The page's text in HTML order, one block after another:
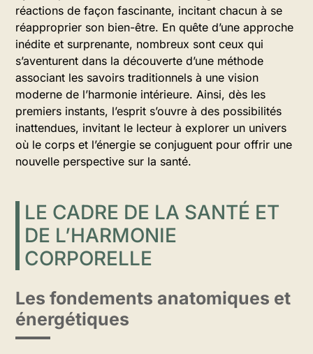
réactions de façon fascinante, incitant chacun à se
réapproprier son bien-être. En quête d’une approche
inédite et surprenante, nombreux sont ceux qui
s’aventurent dans la découverte d’une méthode
associant les savoirs traditionnels à une vision
moderne de l’harmonie intérieure. Ainsi, dès les
premiers instants, l’esprit s’ouvre à des possibilités
inattendues, invitant le lecteur à explorer un univers
où le corps et l’énergie se conjuguent pour offrir une
nouvelle perspective sur la santé.
LE CADRE DE LA SANTÉ ET
DE L’HARMONIE
CORPORELLE
Les fondements anatomiques et
énergétiques